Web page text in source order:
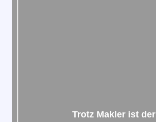
Trotz Makler ist der